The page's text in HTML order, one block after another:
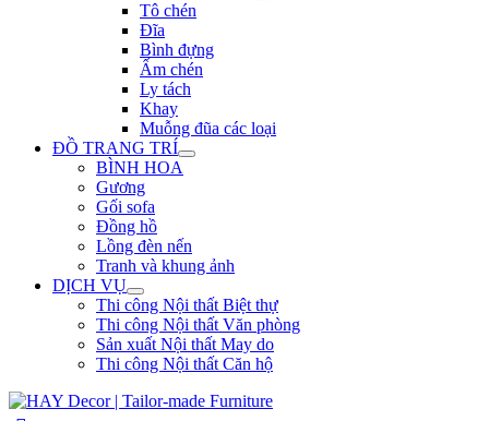
Tô chén
Đĩa
Bình đựng
Ấm chén
Ly tách
Khay
Muỗng đũa các loại
ĐỒ TRANG TRÍ
BÌNH HOA
Gương
Gối sofa
Đồng hồ
Lồng đèn nến
Tranh và khung ảnh
DỊCH VỤ
Thi công Nội thất Biệt thự
Thi công Nội thất Văn phòng
Sản xuất Nội thất May do
Thi công Nội thất Căn hộ